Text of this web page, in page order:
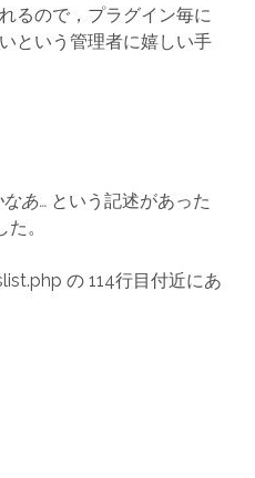
るので，プラグイン毎に
という管理者に嬉しい手
あ…という記述があった
。
の 114行目付近にあ